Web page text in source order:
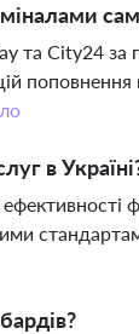
та City24
поповнення
в